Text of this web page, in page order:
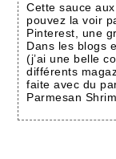
Cette sauce
pouvez la voir
Pinterest, une
Dans les blogs
(j’ai une belle
différents
faite avec du
Parmesan